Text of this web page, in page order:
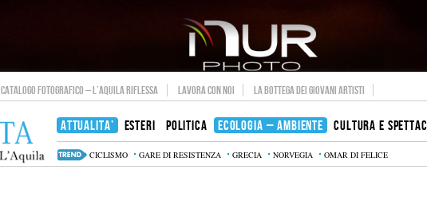
CATALOGO FOTOGRAFICO – L’AQUILA RIFLESSA LAVORA CON NOI LA BOTTEGA DEI GIOVANI ARTISTI
ATTUALITA’ ESTERI POLITICA ECOLOGIA – AMBIENTE CULTURA E
CICLISMO GARE DI RESISTENZA GRECIA NORVEGIA OMAR DI FELICE